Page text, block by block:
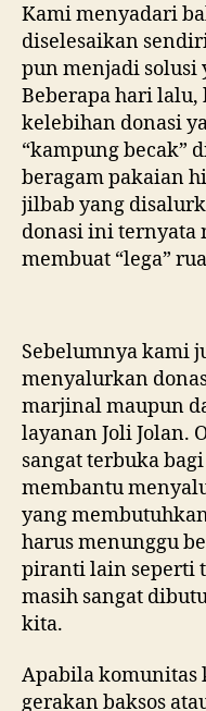
Kami menyadari
diselesaikan
pun menjadi solusi
Beberapa hari
kelebihan donasi
“kampung becak”
beragam pakaian
jilbab yang
donasi ini ternyata
membuat “lega”
Sebelumnya kami
menyalurkan
marjinal maupun
layanan Joli Jolan.
sangat terbuka
membantu
yang
harus menunggu
piranti lain seperti
masih sangat
kita.
Apabila komunitas
gerakan baksos